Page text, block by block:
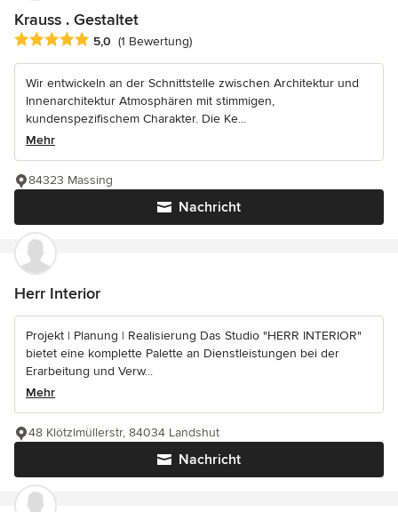
Krauss . Gestaltet
Durchschnittliche Bewertung: 5 von 5 Sternen
5,0 (1 Bewertung)
Wir entwickeln an der Schnittstelle zwischen Architektur und
Innenarchitektur Atmosphären mit stimmigen,
kundenspezifischem Charakter. Die Ke...
Mehr
Nachricht
84323 Massing
Herr Interior
Projekt | Planung | Realisierung Das Studio "HERR INTERIOR"
bietet eine komplette Palette an Dienstleistungen bei der
Erarbeitung und Verw...
Mehr
Nachricht
48 Klötzlmüllerstr, 84034 Landshut